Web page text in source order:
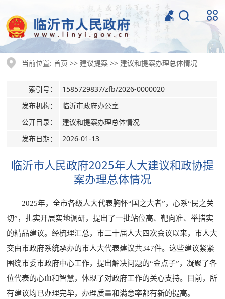
当前位置:首页 >> 建议提案 >> 建议和提案办理总体情况
索引号：
1585729837/zfb/2026-0000020
发布机构：
临沂市政府办公室
公开目录：
建议和提案办理总体情况
发布日期：
2026-01-13
临沂市人民政府2025年人大建议和政协提
案办理总体情况
2025年，全市各级人大代表胸怀“国之大者”，心系“民之关
切”，扎实开展实地调研，提出了一批站位高、靶向准、举措实
的精品建议。经梳理汇总，市二十届人大四次会议以来，市人大
交由市政府系统承办的市人大代表建议共347件。这些建议紧紧
围绕市委市政府中心工作，提出解决问题的“金点子”，凝聚了各
位代表的心血和智慧，体现了对政府工作的关心支持。目前，所
有建议均已办理完毕，办理质量和满意率都有新的提高。